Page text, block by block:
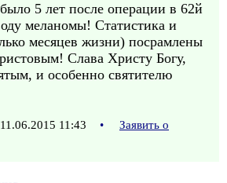
5 лет после операции в 62й
меланомы! Статистика и
месяцев жизни) посрамлены
Слава Христу Богу,
и особенно святителю
11:43 •
Заявить о